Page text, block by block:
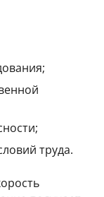
труда.